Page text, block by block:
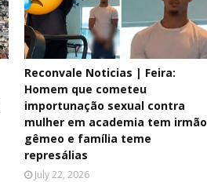
Reconvale Noticias | Feira:
Homem que cometeu
importunação sexual contra
mulher em academia tem irmão
gêmeo e família teme
represálias
July 22, 2026